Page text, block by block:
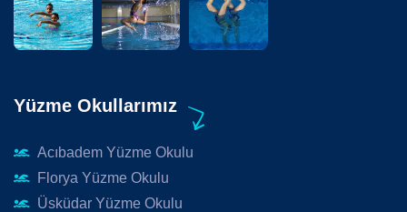
Yüzme Okullarımız
Acıbadem Yüzme Okulu
Florya Yüzme Okulu
Üsküdar Yüzme Okulu